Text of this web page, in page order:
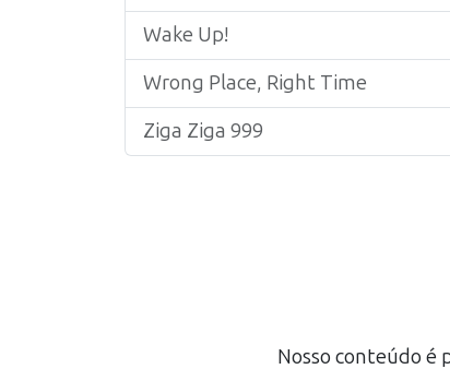
Wake Up!
Wrong Place, Right Time
Ziga Ziga 999
Nosso conteúdo é